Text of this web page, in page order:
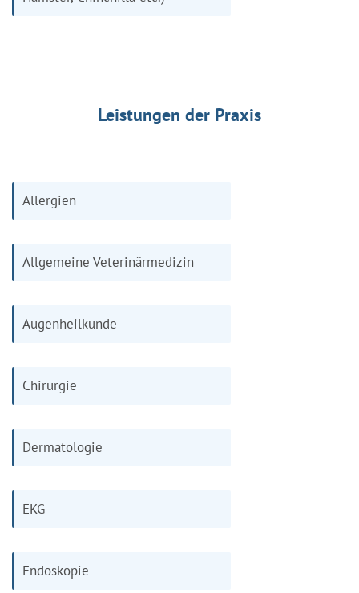
Leistungen der Praxis
Allergien
Allgemeine Veterinärmedizin
Augenheilkunde
Chirurgie
Dermatologie
EKG
Endoskopie